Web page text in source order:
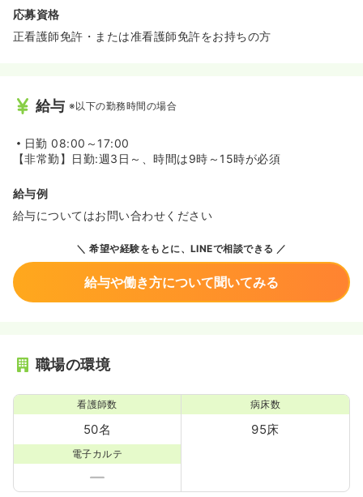
応募資格
正看護師免許・または准看護師免許をお持ちの方
給与 ※以下の勤務時間の場合
日勤 08:00～17:00
【非常勤】日勤:週3日～、時間は9時～15時が必須
給与例
給与についてはお問い合わせください
希望や経験をもとに、LINEで相談できる
給与や働き方について聞いてみる
職場の環境
看護師数
50名
病床数
95床
電子カルテ